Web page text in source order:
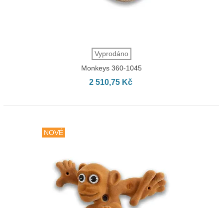
Vyprodáno
Monkeys 360-1045
2 510,75 Kč
NOVÉ